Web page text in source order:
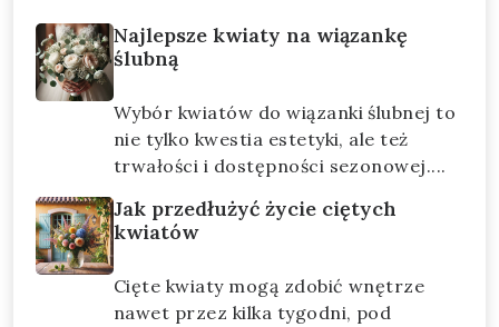
Najlepsze kwiaty na wiązankę
ślubną
Wybór kwiatów do wiązanki ślubnej to
nie tylko kwestia estetyki, ale też
trwałości i dostępności sezonowej....
Jak przedłużyć życie ciętych
kwiatów
Cięte kwiaty mogą zdobić wnętrze
nawet przez kilka tygodni, pod